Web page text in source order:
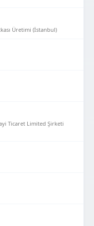
Üretimi (İstanbul)
Ticaret Limited Şirketi